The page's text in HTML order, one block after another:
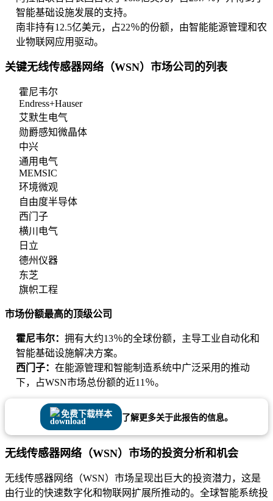
智能基础设施发展的支持。
南非持有12.5亿美元，占22％的份额，由智能能源管理和农
业物联网应用驱动。
关键无线传感器网络（WSN）市场公司的列表
霍尼韦尔
Endress+Hauser
艾默生电气
勋爵感知微晶体
中兴
通用电气
MEMSIC
环境微观
自由度半导体
西门子
横川电气
日立
德州仪器
东芝
旗帜工程
市场份额最高的顶级公司
霍尼韦尔： 拥有大约13％的全球份额，主导工业自动化和
智能基础设施解决方案。
西门子： 在能源管理和智能制造系统中广泛采用的推动
下，占WSN市场总份额的近11％。
免费下载样本 了解更多关于此报告的信息。
无线传感器网络（WSN）市场的投资分析和机会
无线传感器网络（WSN）市场呈现出巨大的投资潜力，这是
由行业的快速数​​字化和物联网扩展所推动的。全球智能系统投